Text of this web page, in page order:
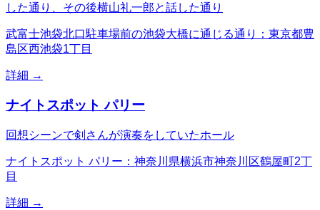
した通り、その後横山礼一郎と話した通り
武富士池袋北口駐車場前の池袋大橋に通じる通り：東京都豊
島区西池袋1丁目
詳細 →
ナイトスポット パリー
回想シーンで剣さんが演奏をしていたホール
ナイトスポット パリー：神奈川県横浜市神奈川区鶴屋町2丁
目
詳細 →